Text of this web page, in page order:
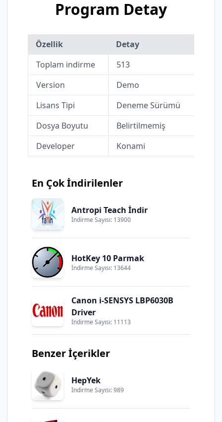
Program Detay
Özellik
Detay
Toplam indirme
513
Version
Demo
Lisans Tipi
Deneme Sürümü
Dosya Boyutu
Belirtilmemiş
Developer
Konami
En Çok İndirilenler
Antropi Teach İndir
İndirme Sayısı: 13900
HotKey 10 Parmak
İndirme Sayısı: 13644
Canon i-SENSYS LBP6030B
Driver
İndirme Sayısı: 11113
Benzer İçerikler
HepYek
İndirme Sayısı: 989